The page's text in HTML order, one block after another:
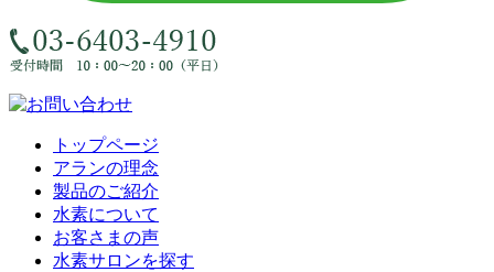
トップページ
アランの理念
製品のご紹介
水素について
お客さまの声
水素サロンを探す